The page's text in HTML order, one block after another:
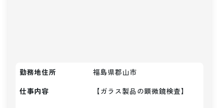
勤務地住所
福島県郡山市
仕事内容
【ガラス製品の顕微鏡検査】